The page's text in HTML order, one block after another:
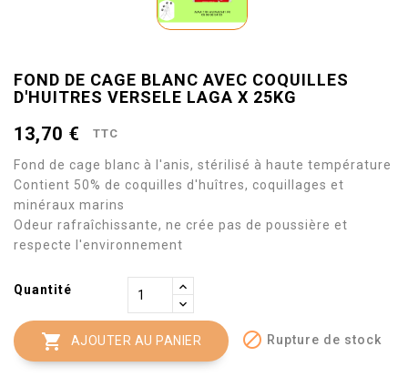
FOND DE CAGE BLANC AVEC COQUILLES
D'HUITRES VERSELE LAGA X 25KG
13,70 € TTC
Fond de cage blanc à l'anis, stérilisé à haute température
Contient 50% de coquilles d'huîtres, coquillages et
minéraux marins
Odeur rafraîchissante, ne crée pas de poussière et
respecte l'environnement
Quantité
 AJOUTER AU PANIER  Rupture de stock